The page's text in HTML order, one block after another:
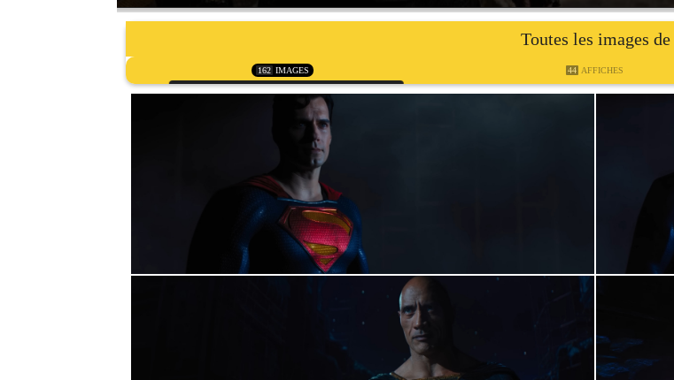
Toutes les images de
162 IMAGES 44 AFFICHES